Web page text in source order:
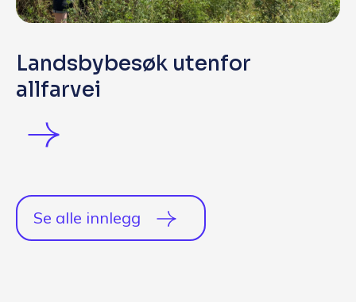
Landsbybesøk utenfor
allfarvei
Se alle innlegg